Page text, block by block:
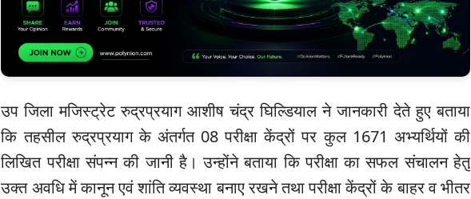
उप जिला मजिस्ट्रेट रुद्रप्रयाग आशीष चंद्र घिल्डियाल ने जानकारी देते हुए बताया
कि तहसील रुद्रप्रयाग के अंतर्गत 08 परीक्षा केंद्रों पर कुल 1671 अभ्यर्थियों की
लिखित परीक्षा संपन्न की जानी है। उन्होंने बताया कि परीक्षा का सफल संचालन हेतु
उक्त अवधि में कानून एवं शांति व्यवस्था बनाए रखने तथा परीक्षा केंद्रों के बाहर व भीतर